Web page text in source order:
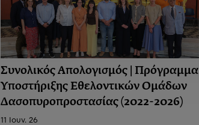
Συνολικός Απολογισμός | Πρόγραμμα
Υποστήριξης Εθελοντικών Ομάδων
Δασοπυροπροστασίας (2022-2026)
11 Ιουν. 26